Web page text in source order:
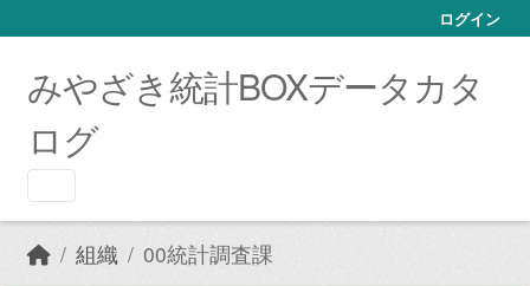
ログイン
みやざき統計BOXデータカタ
ログ
組織 00統計調査課